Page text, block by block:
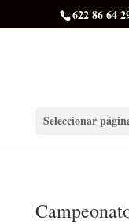
622 86 64
Seleccionar